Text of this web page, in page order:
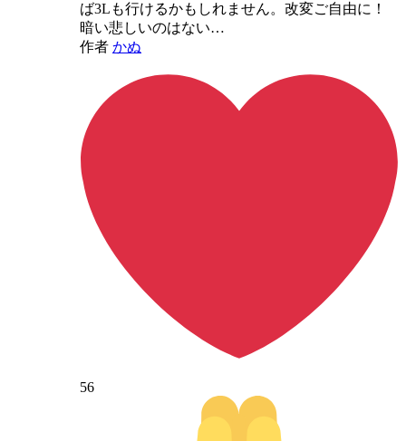
ば3Lも行けるかもしれません。改変ご自由に！
暗い悲しいのはない…
作者 かぬ
56